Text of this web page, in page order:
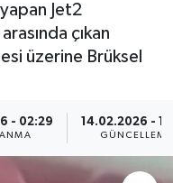
Jet2
çıkan
üzerine Brüksel
- 02:29 14.02.2026 -
GÜNCELLEME